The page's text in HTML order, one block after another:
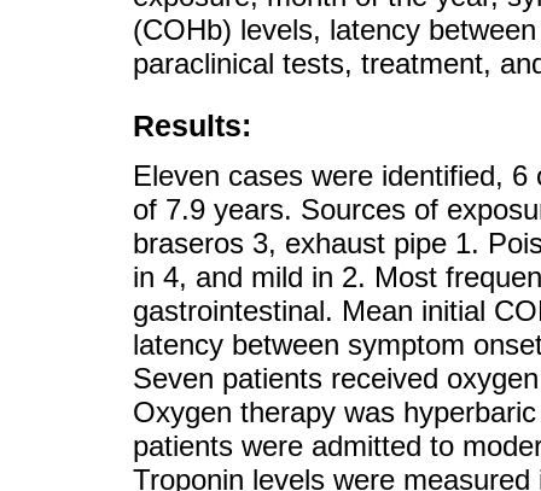
(COHb) levels, latency
paraclinical tests, treatment,
Results:
Eleven cases were identified,
of 7.9 years. Sources of
braseros 3, exhaust pipe 1.
in 4, and mild in 2. Most
gastrointestinal. Mean initial
latency between symptom
Seven patients received
Oxygen therapy was
patients were admitted to
Troponin levels were